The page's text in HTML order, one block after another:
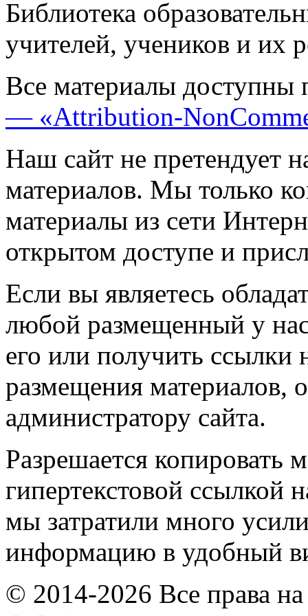
Библиотека
учителей, учеников и их
Все материалы доступны
— «Attribution-
Наш сайт не претендует
материалов. Мы только
материалы из сети
открытом доступе и
Если вы являетесь
любой размещенный у
его или получить ссылки
размещения материалов,
администратору сайта.
Разрешается копировать
гипертекстовой ссылкой
мы затратили много
информацию в удобный
© 2014-2026 Все права